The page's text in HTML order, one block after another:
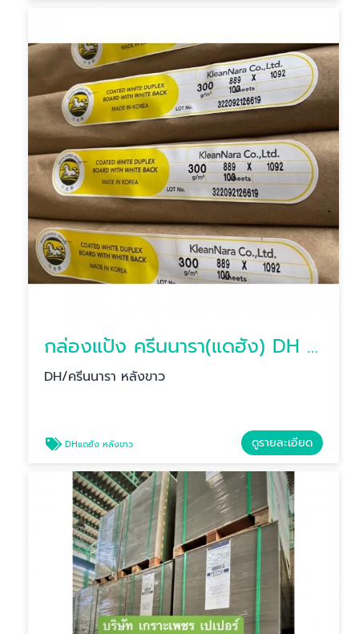
กล่องแป้ง ครีนนารา(แดฮัง) DH หลังขาว
DH/ครีนนารา หลังขาว
DHแดฮัง หลังขาว ดูรายละเอียด